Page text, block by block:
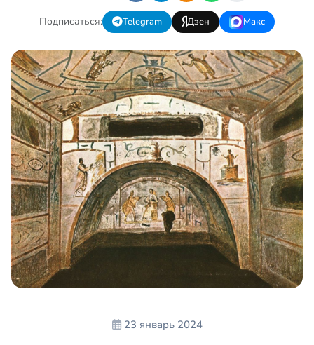
Подписаться: Telegram Дзен Макс
23 январь 2024